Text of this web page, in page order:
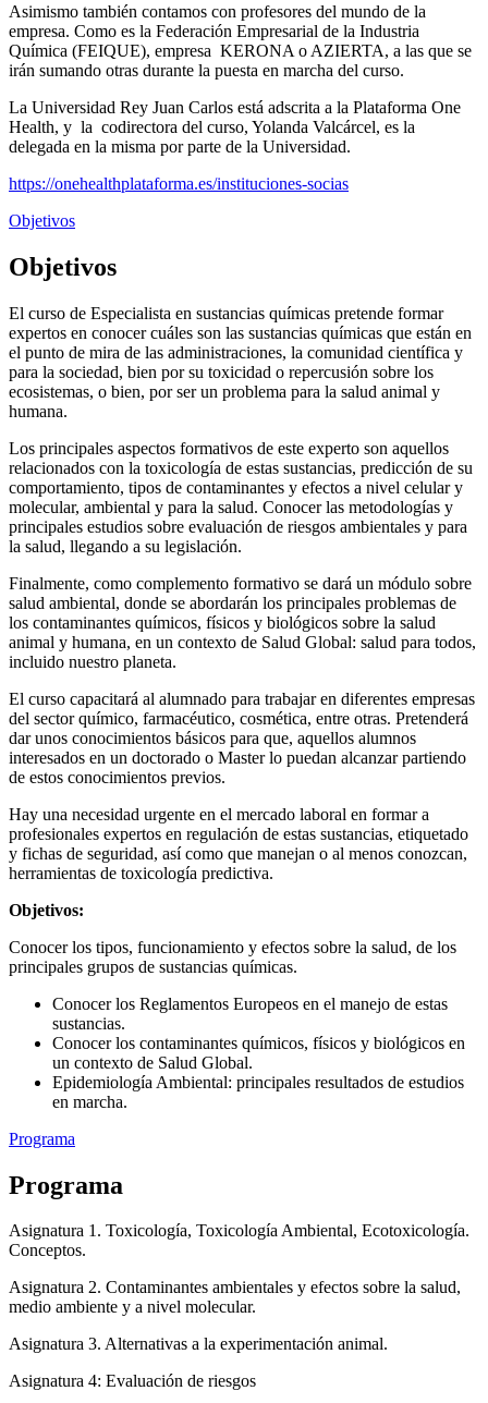
Asimismo también contamos con profesores del mundo de la
empresa. Como es la Federación Empresarial de la Industria
Química (FEIQUE), empresa KERONA o AZIERTA, a las que se
irán sumando otras durante la puesta en marcha del curso.
La Universidad Rey Juan Carlos está adscrita a la Plataforma One
Health, y la codirectora del curso, Yolanda Valcárcel, es la
delegada en la misma por parte de la Universidad.
https://onehealthplataforma.es/instituciones-socias
Objetivos
Objetivos
El curso de Especialista en sustancias químicas pretende formar
expertos en conocer cuáles son las sustancias químicas que están en
el punto de mira de las administraciones, la comunidad científica y
para la sociedad, bien por su toxicidad o repercusión sobre los
ecosistemas, o bien, por ser un problema para la salud animal y
humana.
Los principales aspectos formativos de este experto son aquellos
relacionados con la toxicología de estas sustancias, predicción de su
comportamiento, tipos de contaminantes y efectos a nivel celular y
molecular, ambiental y para la salud. Conocer las metodologías y
principales estudios sobre evaluación de riesgos ambientales y para
la salud, llegando a su legislación.
Finalmente, como complemento formativo se dará un módulo sobre
salud ambiental, donde se abordarán los principales problemas de
los contaminantes químicos, físicos y biológicos sobre la salud
animal y humana, en un contexto de Salud Global: salud para todos,
incluido nuestro planeta.
El curso capacitará al alumnado para trabajar en diferentes empresas
del sector químico, farmacéutico, cosmética, entre otras. Pretenderá
dar unos conocimientos básicos para que, aquellos alumnos
interesados en un doctorado o Master lo puedan alcanzar partiendo
de estos conocimientos previos.
Hay una necesidad urgente en el mercado laboral en formar a
profesionales expertos en regulación de estas sustancias, etiquetado
y fichas de seguridad, así como que manejan o al menos conozcan,
herramientas de toxicología predictiva.
Objetivos:
Conocer los tipos, funcionamiento y efectos sobre la salud, de los
principales grupos de sustancias químicas.
Conocer los Reglamentos Europeos en el manejo de estas
sustancias.
Conocer los contaminantes químicos, físicos y biológicos en
un contexto de Salud Global.
Epidemiología Ambiental: principales resultados de estudios
en marcha.
Programa
Programa
Asignatura 1. Toxicología, Toxicología Ambiental, Ecotoxicología.
Conceptos.
Asignatura 2. Contaminantes ambientales y efectos sobre la salud,
medio ambiente y a nivel molecular.
Asignatura 3. Alternativas a la experimentación animal.
Asignatura 4: Evaluación de riesgos